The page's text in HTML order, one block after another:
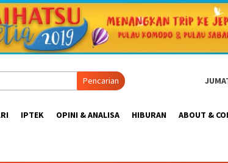
Pencarian
IPTEK OPINI & ANALISA HIBURAN ABOUT &